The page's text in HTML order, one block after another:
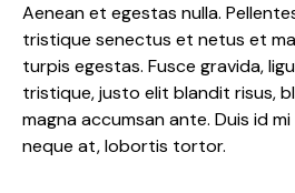
Aenean et egestas nulla.
tristique senectus et netus et
turpis egestas. Fusce gravida,
tristique, justo elit blandit risus,
magna accumsan ante. Duis id
neque at, lobortis tortor.